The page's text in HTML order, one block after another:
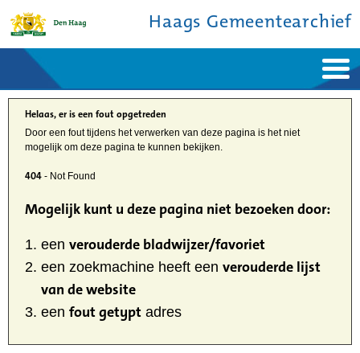
Haags Gemeentearchief
Home
Nieuws
Ontdek de stad
De studiezaal
Bronnen en collecties
Over ons
Contact
Helaas, er is een fout opgetreden
Door een fout tijdens het verwerken van deze pagina is het niet
mogelijk om deze pagina te kunnen bekijken.
404 - Not Found
Mogelijk kunt u deze pagina niet bezoeken door:
een verouderde bladwijzer/favoriet
een zoekmachine heeft een verouderde lijst
van de website
een fout getypt adres